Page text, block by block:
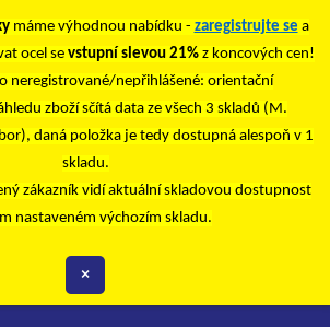
máme výhodnou nabídku - zaregistrujte se a
ocel se vstupní slevou 21% z koncových cen!
neregistrované/nepřihlášené: orientační
zboží sčítá data ze všech 3 skladů (M.
daná položka je tedy dostupná alespoň v 1
skladu.
zákazník vidí aktuální skladovou dostupnost
nastaveném výchozím skladu.
×